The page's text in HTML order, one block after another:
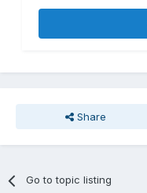
Share
Go to topic listing